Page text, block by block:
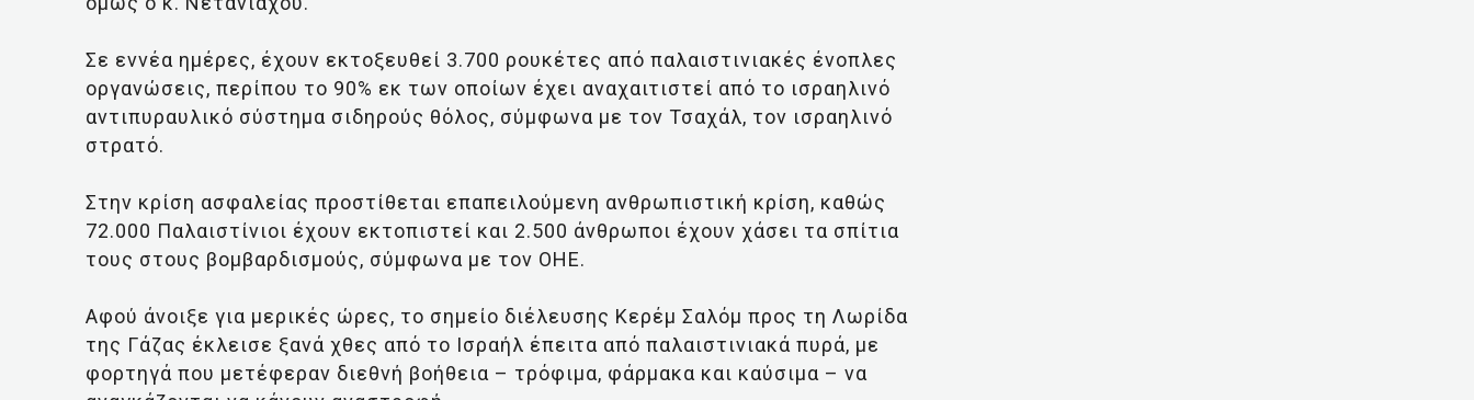
Σε εννέα ημέρες, έχουν εκτοξευθεί 3.700 ρουκέτες από παλαιστινιακές ένοπλες
οργανώσεις, περίπου το 90% εκ των οποίων έχει αναχαιτιστεί από το ισραηλινό
αντιπυραυλικό σύστημα σιδηρούς θόλος, σύμφωνα με τον Τσαχάλ, τον ισραηλινό
στρατό.
Στην κρίση ασφαλείας προστίθεται επαπειλούμενη ανθρωπιστική κρίση, καθώς
72.000 Παλαιστίνιοι έχουν εκτοπιστεί και 2.500 άνθρωποι έχουν χάσει τα σπίτια
τους στους βομβαρδισμούς, σύμφωνα με τον ΟΗΕ.
Αφού άνοιξε για μερικές ώρες, το σημείο διέλευσης Κερέμ Σαλόμ προς τη Λωρίδα
της Γάζας έκλεισε ξανά χθες από το Ισραήλ έπειτα από παλαιστινιακά πυρά, με
φορτηγά που μετέφεραν διεθνή βοήθεια – τρόφιμα, φάρμακα και καύσιμα – να